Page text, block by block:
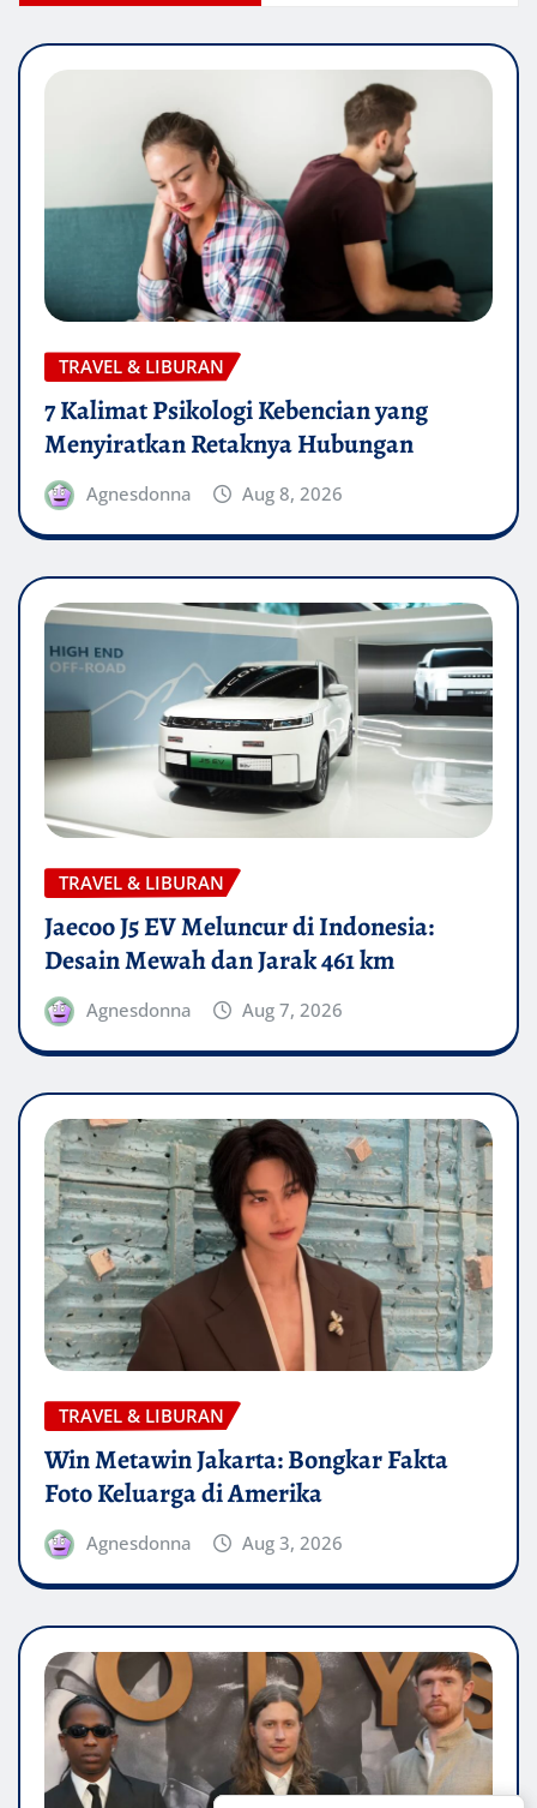
TRAVEL & LIBURAN
7 Kalimat Psikologi Kebencian yang
Menyiratkan Retaknya Hubungan
Agnesdonna Aug 8, 2026
TRAVEL & LIBURAN
Jaecoo J5 EV Meluncur di Indonesia:
Desain Mewah dan Jarak 461 km
Agnesdonna Aug 7, 2026
TRAVEL & LIBURAN
Win Metawin Jakarta: Bongkar Fakta
Foto Keluarga di Amerika
Agnesdonna Aug 3, 2026